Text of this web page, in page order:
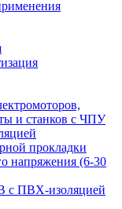
и станков с ЧПУ
прокладки
напряжения (6-30
с ПВХ-изоляцией